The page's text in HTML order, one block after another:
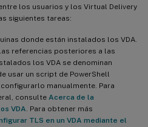
los usuarios y los Virtual Delivery
siguientes tareas:
donde están instalados los VDA.
referencias posteriores a las
los VDA se denominan
usar un script de PowerShell
manualmente. Para
consulte Acerca de la
VDA . Para obtener más
TLS en un VDA mediante el